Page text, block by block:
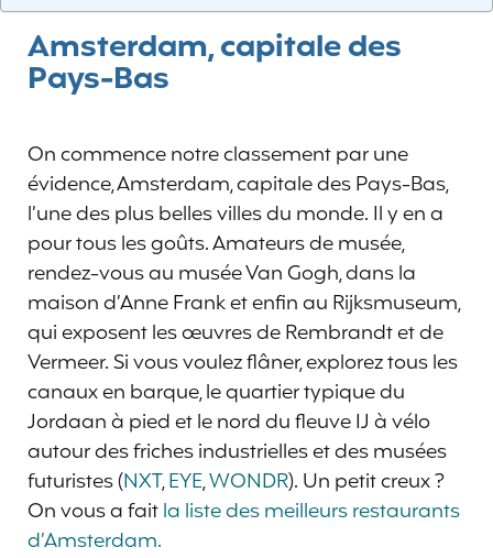
Amsterdam, capitale des
Pays-Bas
On commence notre classement par une
évidence, Amsterdam, capitale des Pays-Bas,
l’une des plus belles villes du monde. Il y en a
pour tous les goûts. Amateurs de musée,
rendez-vous au musée Van Gogh, dans la
maison d’Anne Frank et enfin au Rijksmuseum,
qui exposent les œuvres de Rembrandt et de
Vermeer. Si vous voulez flâner, explorez tous les
canaux en barque, le quartier typique du
Jordaan à pied et le nord du fleuve IJ à vélo
autour des friches industrielles et des musées
futuristes (NXT,EYE,WONDR). Un petit creux ?
On vous a faitla liste des meilleurs restaurants
d’Amsterdam.